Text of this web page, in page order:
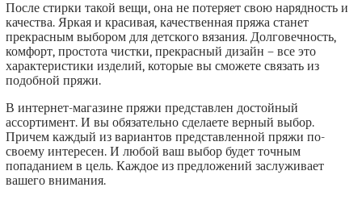
После стирки такой вещи, она не потеряет свою нарядность и
качества. Яркая и красивая, качественная пряжа станет
прекрасным выбором для детского вязания. Долговечность,
комфорт, простота чистки, прекрасный дизайн – все это
характеристики изделий, которые вы сможете связать из
подобной пряжи.
В интернет-магазине пряжи представлен достойный
ассортимент. И вы обязательно сделаете верный выбор.
Причем каждый из вариантов представленной пряжи по-
своему интересен. И любой ваш выбор будет точным
попаданием в цель. Каждое из предложений заслуживает
вашего внимания.